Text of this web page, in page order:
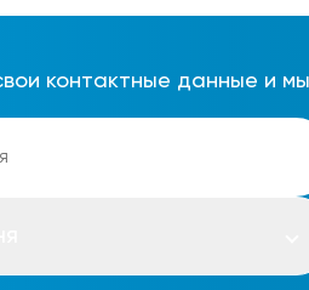
контактные данные и